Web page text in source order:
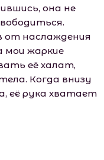
она не
от наслаждения
мои жаркие
её халат,
Когда внизу
её рука хватает